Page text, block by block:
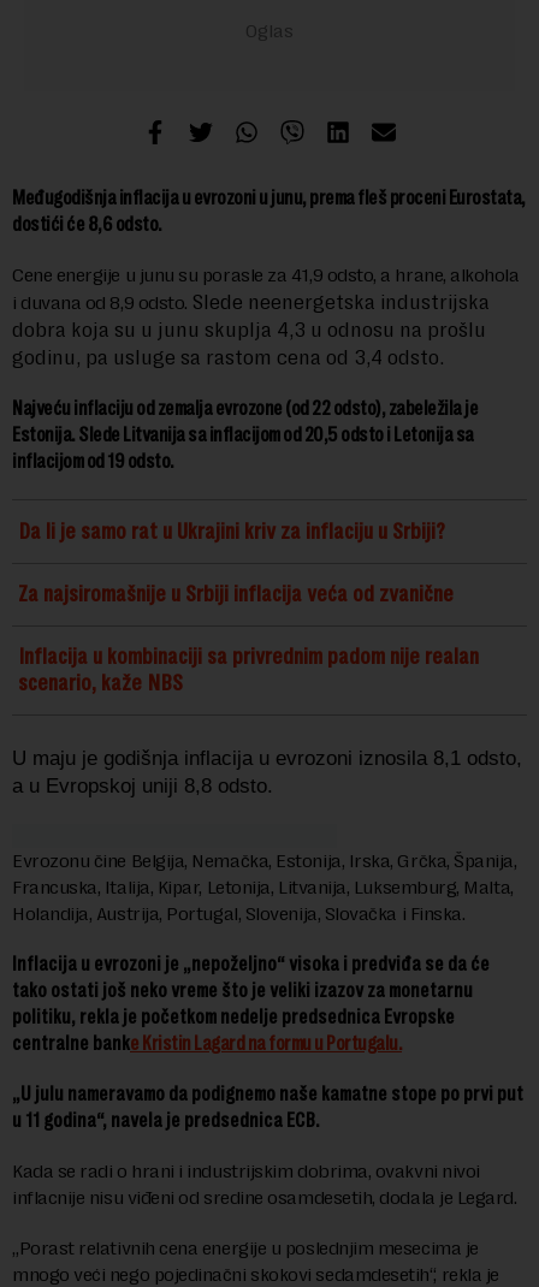
Međugodišnja inflacija u evrozoni u junu, prema fleš proceni Eurostata,
dostići će 8,6 odsto.
Cene energije u junu su porasle za 41,9 odsto, a hrane, alkohola
i duvana od 8,9 odsto. Slede neenergetska industrijska
dobra koja su u junu skuplja 4,3 u odnosu na prošlu
godinu, pa usluge sa rastom cena od 3,4 odsto.
Najveću inflaciju od zemalja evrozone (od 22 odsto), zabeležila je
Estonija. Slede Litvanija sa inflacijom od 20,5 odsto i Letonija sa
inflacijom od 19 odsto.
Da li je samo rat u Ukrajini kriv za inflaciju u Srbiji?
Za najsiromašnije u Srbiji inflacija veća od zvanične
Inflacija u kombinaciji sa privrednim padom nije realan
scenario, kaže NBS
U maju je godišnja inflacija u evrozoni iznosila 8,1 odsto,
a u Evropskoj uniji 8,8 odsto.
Evrozonu čine Belgija, Nemačka, Estonija, Irska, Grčka, Španija,
Francuska, Italija, Kipar, Letonija, Litvanija, Luksemburg, Malta,
Holandija, Austrija, Portugal, Slovenija, Slovačka i Finska.
Inflacija u evrozoni je „nepoželjno“ visoka i predviđa se da će
tako ostati još neko vreme što je veliki izazov za monetarnu
politiku, rekla je početkom nedelje predsednica Evropske
centralne banke Kristin Lagard na formu u Portugalu.
„U julu nameravamo da podignemo naše kamatne stope po prvi put
u 11 godina“, navela je predsednica ECB.
Kada se radi o hrani i industrijskim dobrima, ovakvni nivoi
inflacnije nisu viđeni od sredine osamdesetih, dodala je Legard.
„Porast relativnih cena energije u poslednjim mesecima je
mnogo veći nego pojedinačni skokovi sedamdesetih“, rekla je